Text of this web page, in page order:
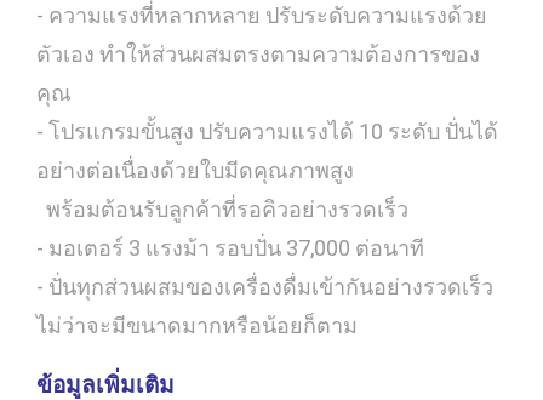
- ความแรงที่หลากหลาย ปรับระดับความแรงด้วย
ตัวเอง ทำให้ส่วนผสมตรงตามความต้องการของ
คุณ
- โปรแกรมขั้นสูง ปรับความแรงได้ 10 ระดับ ปั่นได้
อย่างต่อเนื่องด้วยใบมีดคุณภาพสูง
พร้อมต้อนรับลูกค้าที่รอคิวอย่างรวดเร็ว
- มอเตอร์ 3 แรงม้า รอบปั่น 37,000 ต่อนาที
- ปั่นทุกส่วนผสมของเครื่องดื่มเข้ากันอย่างรวดเร็ว
ไม่ว่าจะมีขนาดมากหรือน้อยก็ตาม
ข้อมูลเพิ่มเติม